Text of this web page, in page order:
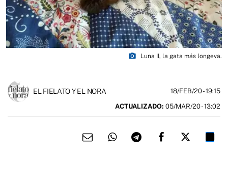
photo_camera Luna II, la gata más longeva.
EL FIELATO Y EL NORA 18/FEB/20- 19:15
ACTUALIZADO: 05/MAR/20 - 13:02